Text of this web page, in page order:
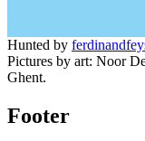
Hunted by
Pictures by art: Noor
Ghent.
Footer